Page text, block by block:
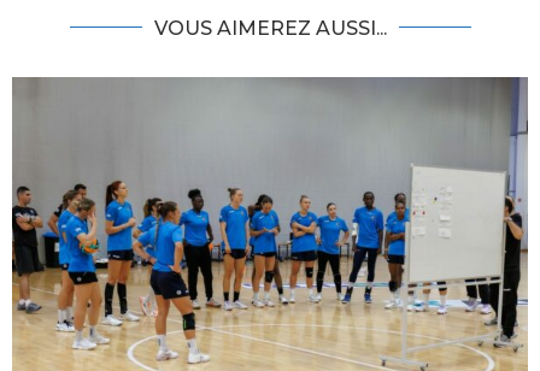
VOUS AIMEREZ AUSSI...